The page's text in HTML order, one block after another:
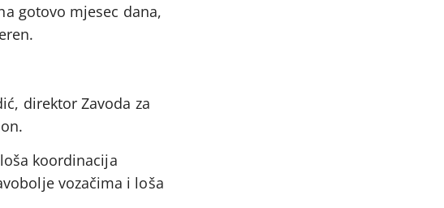
gotovo mjesec dana,
direktor Zavoda za
koordinacija
vozačima i loša